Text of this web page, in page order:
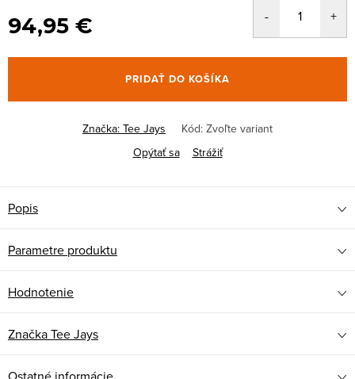
94,95 €
PRIDAŤ DO KOŠÍKA
Značka: Tee Jays Kód: Zvoľte variant
Opýtať sa
Strážiť
Popis
Parametre produktu
Hodnotenie
ZnačkaTee Jays